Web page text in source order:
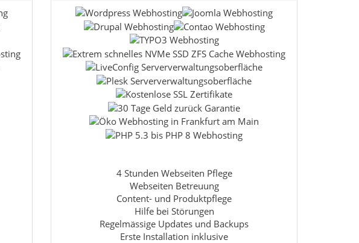
4 Stunden Webseiten Pflege
Webseiten Betreuung
Content- und Produktpflege
Hilfe bei Störungen
Regelmässige Updates und Backups
Erste Installation inklusive